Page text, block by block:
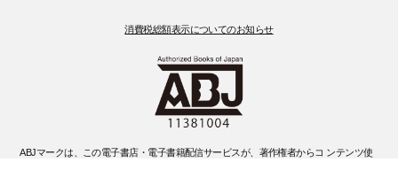
消費税総額表示についてのお知らせ
ABJマークは、この電子書店・電子書籍配信サービスが、著作権者からコ ンテンツ使